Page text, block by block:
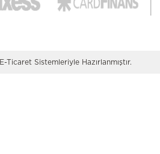
E-TicaretSistemleriyle Hazırlanmıştır.